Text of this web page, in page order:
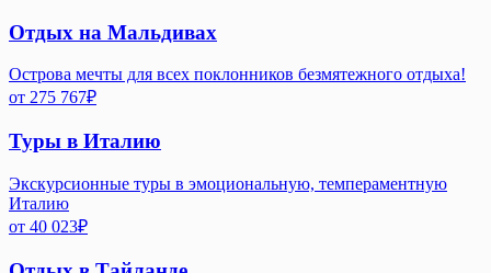
Отдых на Мальдивах
Острова мечты для всех поклонников безмятежного отдыха!
от 275 767₽
Туры в Италию
Экскурсионные туры в эмоциональную, темпераментную
Италию
от 40 023₽